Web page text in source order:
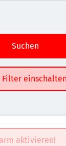
Suchen
Filter einschalten
aktivieren!